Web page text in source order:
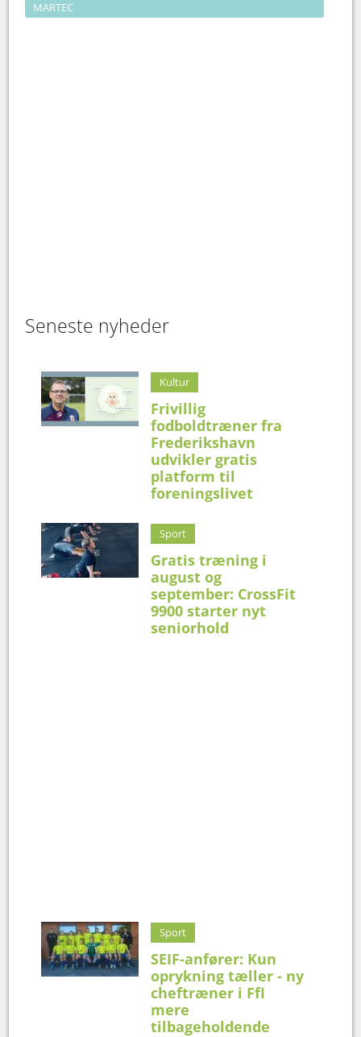
MARTEC
Seneste nyheder
Kultur
Frivillig
fodboldtræner fra
Frederikshavn
udvikler gratis
platform til
foreningslivet
Sport
Gratis træning i
august og
september: CrossFit
9900 starter nyt
seniorhold
Sport
SEIF-anfører: Kun
oprykning tæller - ny
cheftræner i FfI
mere
tilbageholdende